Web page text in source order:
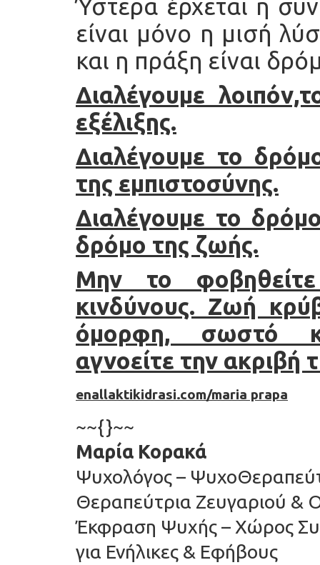
Ύστερα έρχεται η
είναι μόνο η μισή
και η πράξη είναι
Διαλέγουμε
εξέλιξης.
Διαλέγουμε το
της εμπιστοσύνης.
Διαλέγουμε το
δρόμο της ζωής.
Μην το
κινδύνους. Ζωή
όμορφη, σωστό
αγνοείτε την ακριβή
enallaktikidrasi.com/maria prapa
~~{}~~
Μαρία Κορακά
Ψυχολόγος –
Θεραπεύτρια Ζευγαριού &
Έκφραση Ψυχής – Χώρος
για Ενήλικες & Εφήβους